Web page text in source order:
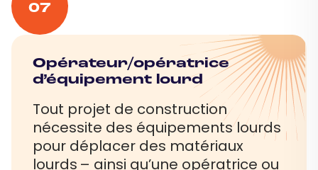
07
Opérateur/opératrice
d’équipement lourd
Tout projet de construction
nécessite des équipements lourds
pour déplacer des matériaux
lourds – ainsi qu’une opératrice ou